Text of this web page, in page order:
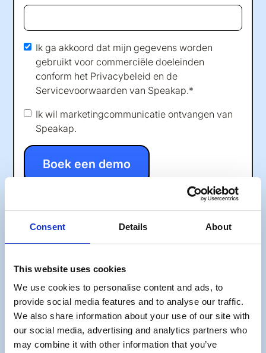
Consent Details About
This website uses cookies
We use cookies to personalise content and ads, to
provide social media features and to analyse our traffic.
We also share information about your use of our site with
our social media, advertising and analytics partners who
may combine it with other information that you’ve
Ik ga akkoord dat mijn gegevens worden
gebruikt voor commerciële doeleinden
conform het Privacybeleid en de
Servicevoorwaarden van Speakap.*
Ik wil marketingcommunicatie ontvangen van
Speakap.